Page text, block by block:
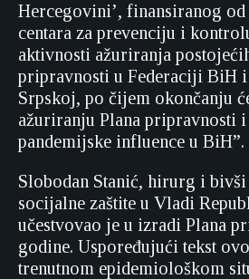
Hercegovini’, finansiranog
centara za prevenciju i
aktivnosti ažuriranja
pripravnosti u Federaciji BiH
Srpskoj, po čijem okončanju
ažuriranju Plana pripravnosti
pandemijske influence u BiH”.
Slobodan Stanić, hirurg i
socijalne zaštite u Vladi
učestvovao je u izradi Plana
godine. Uspoređujući tekst
trenutnom epidemiološkom